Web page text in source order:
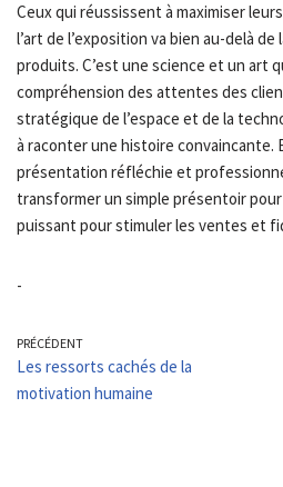
Ceux qui réussissent à maximiser
l’art de l’exposition va bien au-delà
produits. C’est une science et un art
compréhension des attentes des
stratégique de l’espace et de la
à raconter une histoire convaincante.
présentation réfléchie et
transformer un simple présentoir
puissant pour stimuler les ventes et
-
PRÉCÉDENT
Les ressorts cachés de la
motivation humaine